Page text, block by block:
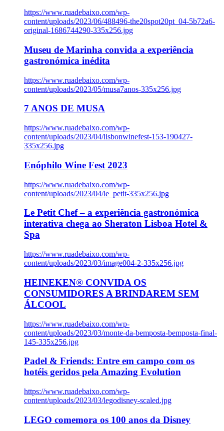
https://www.ruadebaixo.com/wp-
content/uploads/2023/06/488496-the20spot20pt_04-5b72a6-
original-1686744290-335x256.jpg
Museu de Marinha convida a experiência
gastronómica inédita
https://www.ruadebaixo.com/wp-
content/uploads/2023/05/musa7anos-335x256.jpg
7 ANOS DE MUSA
https://www.ruadebaixo.com/wp-
content/uploads/2023/04/lisbonwinefest-153-190427-
335x256.jpg
Enóphilo Wine Fest 2023
https://www.ruadebaixo.com/wp-
content/uploads/2023/04/le_petit-335x256.jpg
Le Petit Chef – a experiência gastronómica
interativa chega ao Sheraton Lisboa Hotel &
Spa
https://www.ruadebaixo.com/wp-
content/uploads/2023/03/image004-2-335x256.jpg
HEINEKEN® CONVIDA OS
CONSUMIDORES A BRINDAREM SEM
ÁLCOOL
https://www.ruadebaixo.com/wp-
content/uploads/2023/03/monte-da-bemposta-bemposta-final-
145-335x256.jpg
Padel & Friends: Entre em campo com os
hotéis geridos pela Amazing Evolution
https://www.ruadebaixo.com/wp-
content/uploads/2023/03/legodisney-scaled.jpg
LEGO comemora os 100 anos da Disney